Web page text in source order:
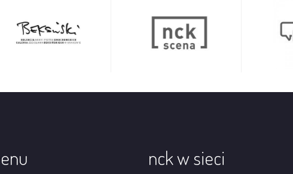
nck w sieci